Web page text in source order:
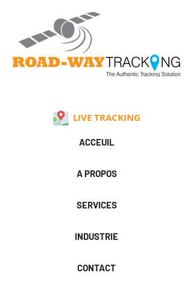
LIVE TRACKING
ACCEUIL
A PROPOS
SERVICES
INDUSTRIE
CONTACT